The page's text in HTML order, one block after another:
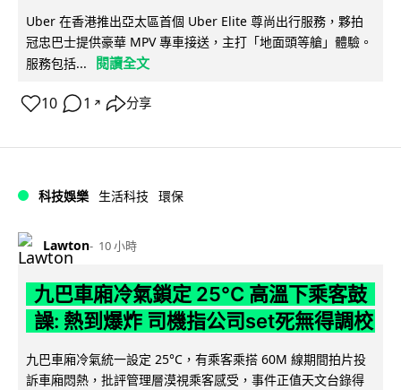
Uber 在香港推出亞太區首個 Uber Elite 尊尚出行服務，夥拍
冠忠巴士提供豪華 MPV 專車接送，主打「地面頭等艙」體驗。
服務包括...
閱讀全文
10 1 ↗ 分享
科技娛樂 生活科技 環保
Lawton 10 小時
九巴車廂冷氣鎖定 25°C 高溫下乘客鼓
譟: 熱到爆炸 司機指公司set死無得調校
九巴車廂冷氣統一設定 25°C，有乘客乘搭 60M 線期間拍片投
訴車廂悶熱，批評管理層漠視乘客感受，事件正值天文台錄得